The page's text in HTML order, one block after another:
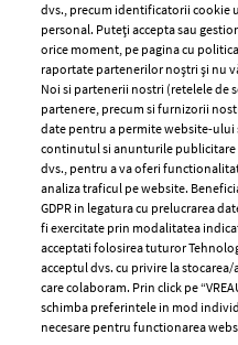
ELLE Style Awards
2024
Despre ELLE
Romania
Contact
Abonamente
dvs., precum identificatorii cookie
personal. Puteți accepta sau
orice moment, pe pagina cu
raportate partenerilor noștri și nu
Noi si partenerii nostri (retelele de
partenere, precum si furnizorii
date pentru a permite website-
continutul si anunturile
dvs., pentru a va oferi
analiza traficul pe website.
GDPR in legatura cu prelucrarea
fi exercitate prin modalitatea
acceptati folosirea tuturor
acceptul dvs. cu privire la
care colaboram. Prin click pe
schimba preferintele in mod
necesare pentru functionarea